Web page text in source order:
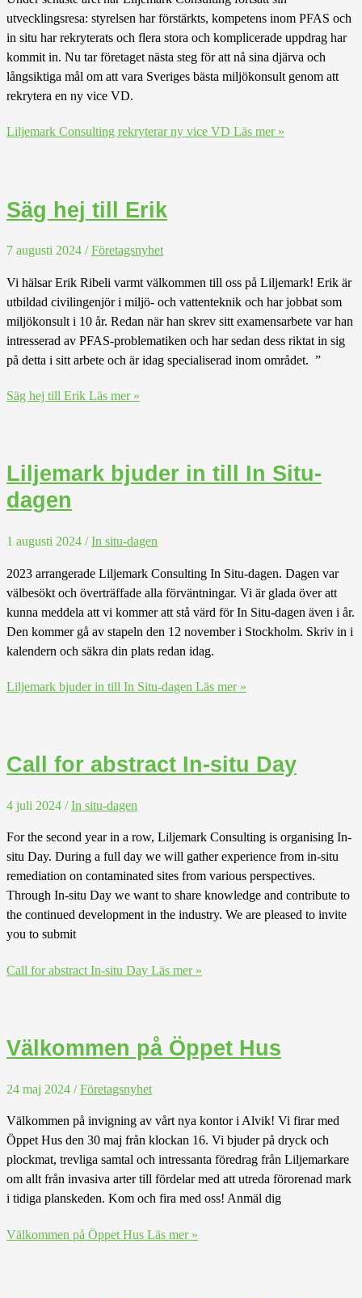
utvecklingsresa: styrelsen har förstärkts, kompetens inom PFAS och
in situ har rekryterats och flera stora och komplicerade uppdrag har
kommit in. Nu tar företaget nästa steg för att nå sina djärva och
långsiktiga mål om att vara Sveriges bästa miljökonsult genom att
rekrytera en ny vice VD.
Liljemark Consulting rekryterar ny vice VD Läs mer »
Säg hej till Erik
7 augusti 2024 /Företagsnyhet
Vi hälsar Erik Ribeli varmt välkommen till oss på Liljemark! Erik är
utbildad civilingenjör i miljö- och vattenteknik och har jobbat som
miljökonsult i 10 år. Redan när han skrev sitt examensarbete var han
intresserad av PFAS-problematiken och har sedan dess riktat in sig
på detta i sitt arbete och är idag specialiserad inom området. ”
Säg hej till Erik Läs mer »
Liljemark bjuder in till In Situ-
dagen
1 augusti 2024 /In situ-dagen
2023 arrangerade Liljemark Consulting In Situ-dagen. Dagen var
välbesökt och överträffade alla förväntningar. Vi är glada över att
kunna meddela att vi kommer att stå värd för In Situ-dagen även i år.
Den kommer gå av stapeln den 12 november i Stockholm. Skriv in i
kalendern och säkra din plats redan idag.
Liljemark bjuder in till In Situ-dagen Läs mer »
Call for abstract In-situ Day
4 juli 2024 /In situ-dagen
For the second year in a row, Liljemark Consulting is organising In-
situ Day. During a full day we will gather experience from in-situ
remediation on contaminated sites from various perspectives.
Through In-situ Day we want to share knowledge and contribute to
the continued development in the industry. We are pleased to invite
you to submit
Call for abstract In-situ Day Läs mer »
Välkommen på Öppet Hus
24 maj 2024 /Företagsnyhet
Välkommen på invigning av vårt nya kontor i Alvik! Vi firar med
Öppet Hus den 30 maj från klockan 16. Vi bjuder på dryck och
plockmat, trevliga samtal och intressanta föredrag från Liljemarkare
om allt från invasiva arter till fördelar med att utreda förorenad mark
i tidiga planskeden. Kom och fira med oss! Anmäl dig
Välkommen på Öppet Hus Läs mer »